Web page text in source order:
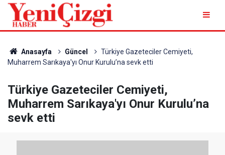
Anasayfa Güncel
Türkiye Gazeteciler Cemiyeti,
Muharrem Sarıkaya'yı Onur Kurulu’na sevk etti
Türkiye Gazeteciler Cemiyeti,
Muharrem Sarıkaya'yı Onur Kurulu’na
sevk etti